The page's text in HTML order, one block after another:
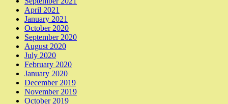
April 2021
January 2021
October 2020
September 2020
August 2020
July 2020
February 2020
January 2020
December 2019
November 2019
October 2019